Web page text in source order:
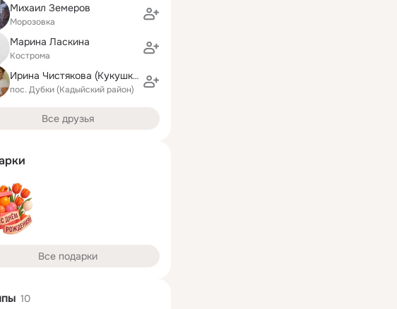
Mихаил Земеров
Морозовка
Марина Ласкина
Кострома
Ирина Чистякова (Кукушкина)
пос. Дубки (Кадыйский район)
Все друзья
Все подарки
10